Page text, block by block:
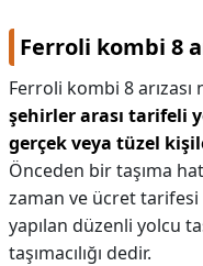
Ferroli kombi 8
Ferroli kombi 8 arızası
şehirler arası tarifeli
gerçek veya tüzel
Önceden bir taşıma
zaman ve ücret
yapılan düzenli yolcu
taşımacılığı dedir.